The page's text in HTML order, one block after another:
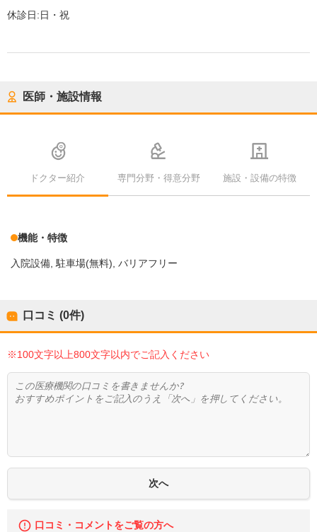
休診日:日・祝
医師・施設情報
ドクター紹介 専門分野・得意分野 施設・設備の特徴
機能・特徴
入院設備 駐車場(無料) バリアフリー
口コミ (0件)
※100文字以上800文字以内でご記入ください
口コミ・コメントをご覧の方へ